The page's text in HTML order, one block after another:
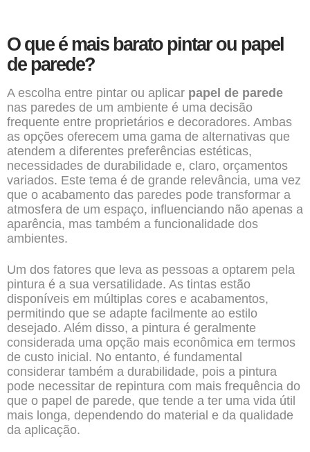
O que é mais barato pintar ou papel
de parede?
A escolha entre pintar ou aplicar papel de parede
nas paredes de um ambiente é uma decisão
frequente entre proprietários e decoradores. Ambas
as opções oferecem uma gama de alternativas que
atendem a diferentes preferências estéticas,
necessidades de durabilidade e, claro, orçamentos
variados. Este tema é de grande relevância, uma vez
que o acabamento das paredes pode transformar a
atmosfera de um espaço, influenciando não apenas a
aparência, mas também a funcionalidade dos
ambientes.
Um dos fatores que leva as pessoas a optarem pela
pintura é a sua versatilidade. As tintas estão
disponíveis em múltiplas cores e acabamentos,
permitindo que se adapte facilmente ao estilo
desejado. Além disso, a pintura é geralmente
considerada uma opção mais econômica em termos
de custo inicial. No entanto, é fundamental
considerar também a durabilidade, pois a pintura
pode necessitar de repintura com mais frequência do
que o papel de parede, que tende a ter uma vida útil
mais longa, dependendo do material e da qualidade
da aplicação.